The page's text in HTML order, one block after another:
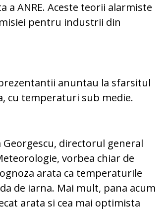
a ANRE. Aceste teorii alarmiste
pentru industrii din
anuntau la sfarsitul
cu temperaturi sub medie.
Georgescu, directorul general
vorbea chiar de
arata ca temperaturile
de iarna. Mai mult, pana acum
arata si cea mai optimista